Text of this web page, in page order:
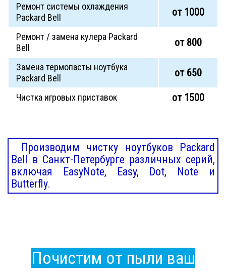
Ремонт системы охлаждения
Packard Bell
от 1000
Ремонт / замена кулера Packard
Bell
от 800
Замена термопасты ноутбука
Packard Bell
от 650
Чистка игровых приставок от 1500
Производим чистку ноутбуков Packard
Bell в Санкт-Петербурге различных серий,
включая EasyNote, Easy, Dot, Note и
Butterfly.
Почистим от пыли ваш